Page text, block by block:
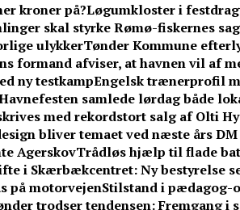
kroner på?Løgumkloster i
skal styrke Rømø-fiskernes sag
ulykkerTønder Kommune
formand afviser, at havnen vil af
ny testkampEngelsk trænerprofil
samlede lørdag både
med rekordstort salg af Olti
bliver temaet ved næste års
AgerskovTrådløs hjælp til flade
i Skærbækcentret: Ny bestyrelse
på motorvejenStilstand i pædagog-
trodser tendensen: Fremgang i